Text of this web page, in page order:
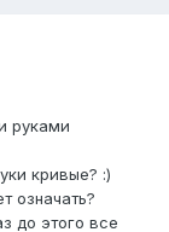
руками
кривые? :)
означать?
до этого все